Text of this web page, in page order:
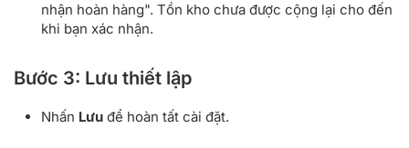
nhận hoàn hàng". Tồn kho chưa được cộng lại cho đến
khi bạn xác nhận.
Bước 3: Lưu thiết lập
Nhấn Lưu để hoàn tất cài đặt.